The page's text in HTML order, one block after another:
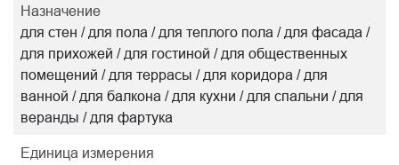
Назначение
для стен / для пола / для теплого пола / для фасада /
для прихожей / для гостиной / для общественных
помещений / для террасы / для коридора / для
ванной / для балкона / для кухни / для спальни / для
веранды / для фартука
Единица измерения